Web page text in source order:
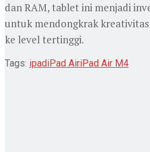
dan RAM, tablet ini menjadi
untuk mendongkrak
ke level tertinggi.
Tags: ipadiPad AiriPad Air M4